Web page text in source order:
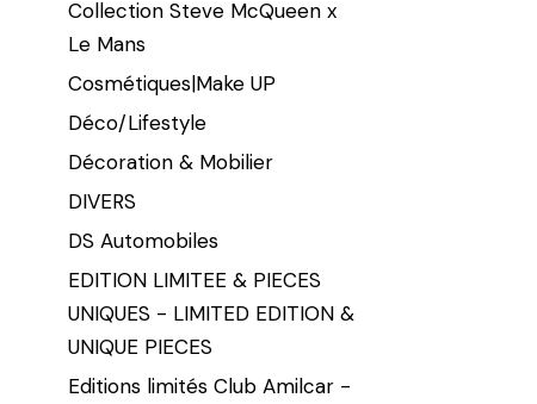
Collection Steve McQueen x
Le Mans
Cosmétiques|Make UP
Déco/Lifestyle
Décoration & Mobilier
DIVERS
DS Automobiles
EDITION LIMITEE & PIECES
UNIQUES - LIMITED EDITION &
UNIQUE PIECES
Editions limités Club Amilcar -